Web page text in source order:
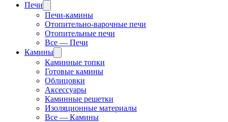
Печи
Печи-камины
Отопительно-варочные печи
Отопительные печи
Все — Печи
Камины
Каминные топки
Готовые камины
Облицовки
Аксессуары
Каминные решетки
Изоляционные материалы
Все — Камины